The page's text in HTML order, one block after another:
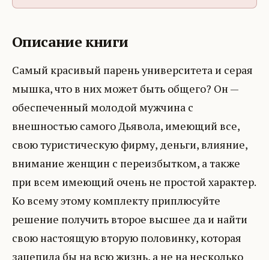
Описание книги
Самый красивый парень университета и серая
мышка, что в них может быть общего? Он —
обеспеченный молодой мужчина с
внешностью самого Дьявола, имеющий все,
свою туристическую фирму, деньги, влияние,
внимание женщин с переизбытком, а также
при всем имеющий очень не простой характер.
Ко всему этому комплекту приплюсуйте
решение получить второе высшее да и найти
свою настоящую вторую половинку, которая
зацепила бы на всю жизнь, а не на несколько